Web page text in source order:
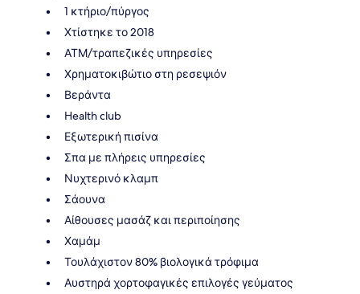
1 κτήριο/πύργος
Χτίστηκε το 2018
ΑΤΜ/τραπεζικές υπηρεσίες
Χρηματοκιβώτιο στη ρεσεψιόν
Βεράντα
Health club
Εξωτερική πισίνα
Σπα με πλήρεις υπηρεσίες
Νυχτερινό κλαμπ
Σάουνα
Αίθουσες μασάζ και περιποίησης
Χαμάμ
Τουλάχιστον 80% βιολογικά τρόφιμα
Αυστηρά χορτοφαγικές επιλογές γεύματος